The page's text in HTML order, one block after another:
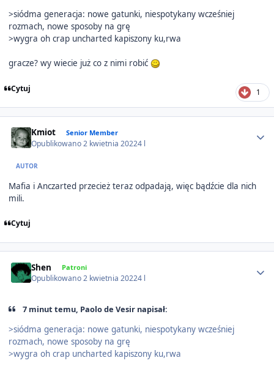
>siódma generacja: nowe gatunki, niespotykany wcześniej
rozmach, nowe sposoby na grę
>wygra oh crap uncharted kapiszony ku,rwa
gracze? wy wiecie już co z nimi robić
Cytuj 1
Kmiot Senior Member
Opublikowano2 kwietnia 20224 l
AUTOR
Mafia i Anczarted przecież teraz odpadają, więc bądźcie dla nich
mili.
Cytuj
Shen Patroni
Opublikowano2 kwietnia 20224 l
7 minut temu, Paolo de Vesir napisał:
>siódma generacja: nowe gatunki, niespotykany wcześniej
rozmach, nowe sposoby na grę
>wygra oh crap uncharted kapiszony ku,rwa